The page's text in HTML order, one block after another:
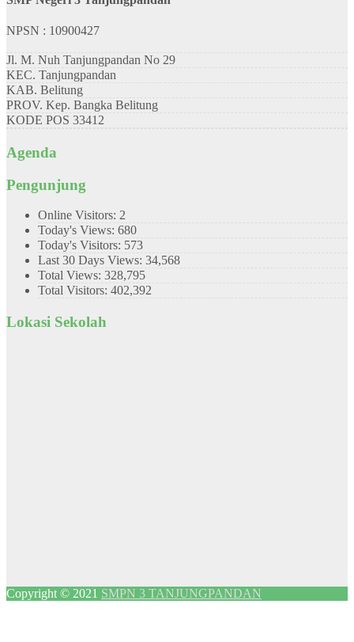
NPSN : 10900427
Jl. M. Nuh Tanjungpandan No 29
KEC. Tanjungpandan
KAB. Belitung
PROV. Kep. Bangka Belitung
KODE POS 33412
Agenda
Pengunjung
Online Visitors: 2
Today's Views: 680
Today's Visitors: 573
Last 30 Days Views: 34,568
Total Views: 328,795
Total Visitors: 402,392
Lokasi Sekolah
Copyright © 2021 SMPN 3 TANJUNGPANDAN